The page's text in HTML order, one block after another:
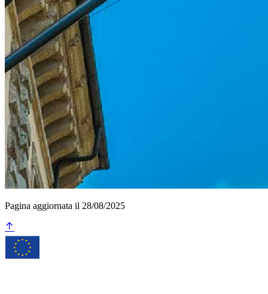
Pagina aggiornata il 28/08/2025